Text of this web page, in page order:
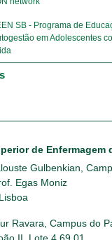
SB - Programa de
em Adolescentes
de
Gulbenkian,
Egas Moniz
Ravara, Campus do